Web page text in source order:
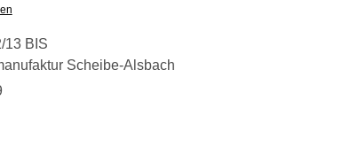
13 BIS
Scheibe-Alsbach